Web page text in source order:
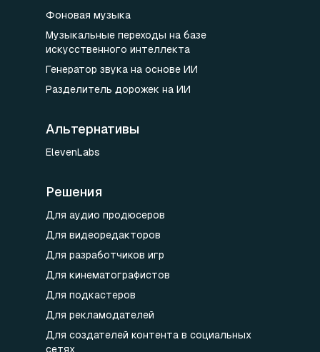
Фоновая музыка
Музыкальные переходы на базе
искусственного интеллекта
Генератор звука на основе ИИ
Разделитель дорожек на ИИ
Альтернативы
ElevenLabs
Решения
Для аудио продюсеров
Для видеоредакторов
Для разработчиков игр
Для кинематографистов
Для подкастеров
Для рекламодателей
Для создателей контента в социальных
сетях